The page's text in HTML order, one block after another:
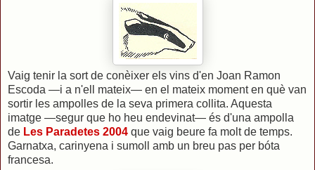
Vaig tenir la sort de conèixer els vins d'en Joan Ramon
Escoda —i a n'ell mateix— en el mateix moment en què van
sortir les ampolles de la seva primera collita. Aquesta
imatge —segur que ho heu endevinat— és d'una ampolla
de Les Paradetes 2004 que vaig beure fa molt de temps.
Garnatxa, carinyena i sumoll amb un breu pas per bóta
francesa.